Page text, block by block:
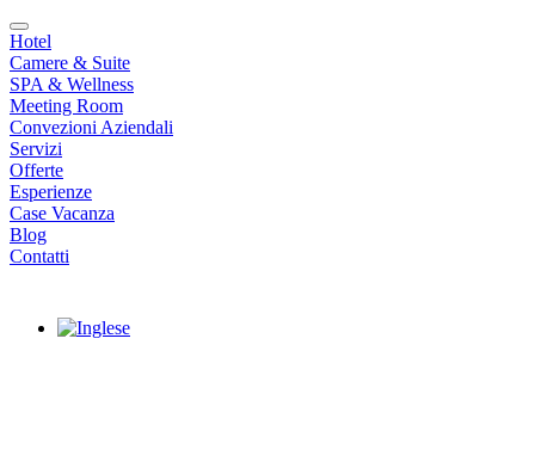
Hotel
Camere & Suite
SPA & Wellness
Meeting Room
Convezioni Aziendali
Servizi
Offerte
Esperienze
Case Vacanza
Blog
Contatti